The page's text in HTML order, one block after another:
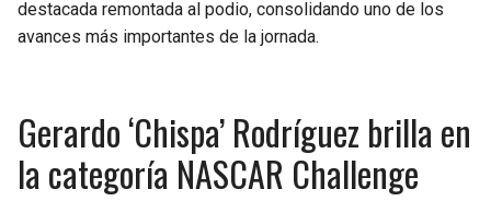
destacada remontada al podio, consolidando uno de los
avances más importantes de la jornada.
Gerardo ‘Chispa’ Rodríguez brilla en
la categoría NASCAR Challenge